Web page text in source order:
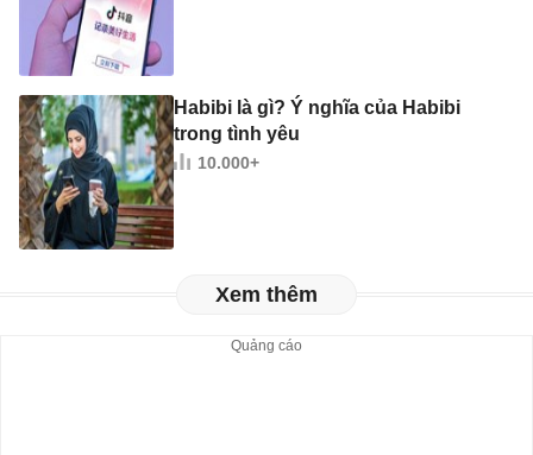
Habibi là gì? Ý nghĩa của Habibi
trong tình yêu
10.000+
Xem thêm